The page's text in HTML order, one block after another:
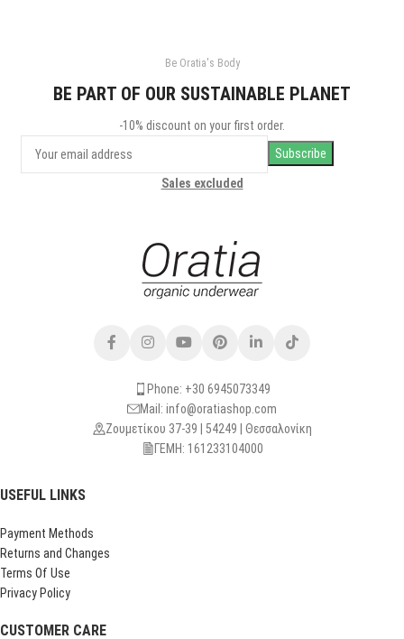
Be Oratia's Body
BE PART OF OUR SUSTAINABLE PLANET
-10% discount on your first order.
Sales excluded
Phone: +30 6945073349
Mail: info@oratiashop.com
Ζουμετίκου 37-39 | 54249 | Θεσσαλονίκη
ΓΕΜΗ: 161233104000
USEFUL LINKS
Payment Methods
Returns and Changes
Terms Of Use
Privacy Policy
CUSTOMER CARE